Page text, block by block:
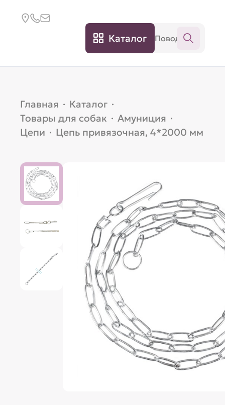
Каталог
Главная · Каталог ·
Товары для собак · Амуниция ·
Цепи · Цепь привязочная, 4*2000 мм